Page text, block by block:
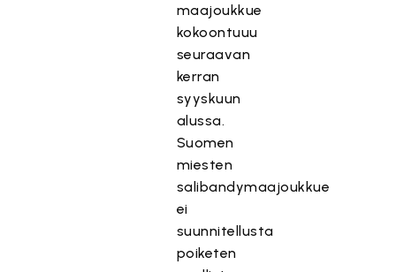
maajoukkue
kokoontuuu
seuraavan
kerran
syyskuun
alussa.
Suomen
miesten
salibandymaajoukkue
ei
suunnitellusta
poiketen